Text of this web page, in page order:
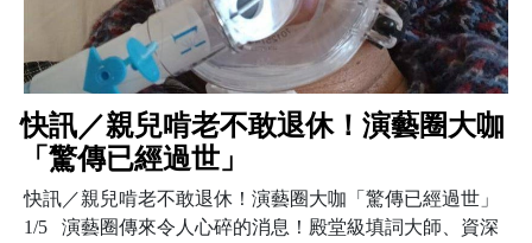
快訊／親兒啃老不敢退休！演藝圈大咖
「驚傳已經過世」
快訊／親兒啃老不敢退休！演藝圈大咖「驚傳已經過世」
1/5 演藝圈傳來令人心碎的消息！殿堂級填詞大師、資深